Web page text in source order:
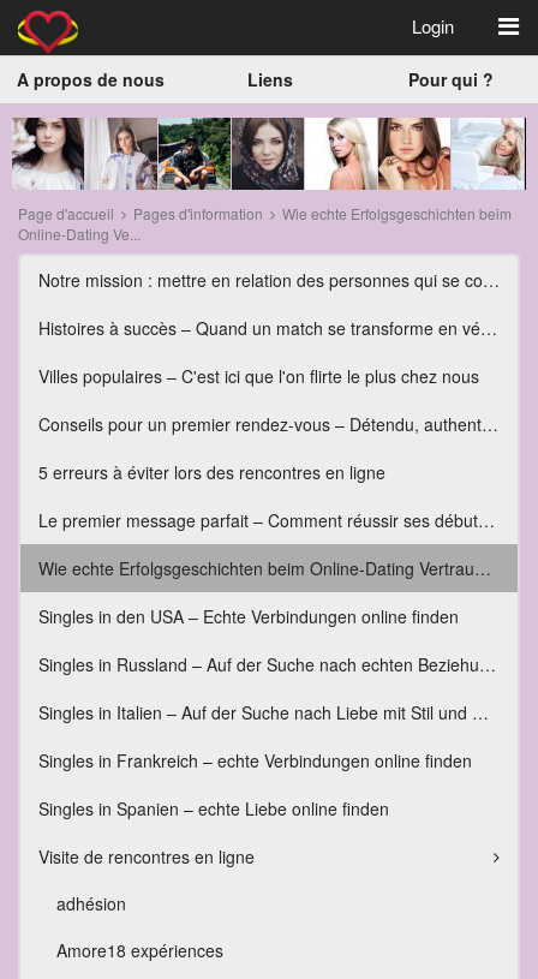
Login
A propos de nous Liens Pour qui ?
Page d'accueil Pages d'information
Wie echte Erfolgsgeschichten beim
Online-Dating Ve...
Notre mission : mettre en relation des personnes qui se correspondent vraiment
Histoires à succès – Quand un match se transforme en véritable amour
Villes populaires – C'est ici que l'on flirte le plus chez nous
Conseils pour un premier rendez-vous – Détendu, authentique et plein d'émotion
5 erreurs à éviter lors des rencontres en ligne
Le premier message parfait – Comment réussir ses débuts dans les rencontres en ligne
Wie echte Erfolgsgeschichten beim Online-Dating Vertrauen schaffen – und warum sie so wichtig sind
Singles in den USA – Echte Verbindungen online finden
Singles in Russland – Auf der Suche nach echten Beziehungen
Singles in Italien – Auf der Suche nach Liebe mit Stil und Gefühl
Singles in Frankreich – echte Verbindungen online finden
Singles in Spanien – echte Liebe online finden
Visite de rencontres en ligne
adhésion
Amore18 expériences